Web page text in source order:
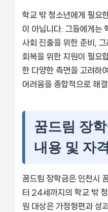
학교 밖 청소년에게 필요
이 아닙니다. 그들에게는
사회 진출을 위한 준비,
회복을 위한 지원이 필요
한 다양한 측면을 고려하
어려움을 종합적으로 해
꿈드림 장
내용 및 자
꿈드림 장학금은 인천시
터 24세까지의 학교 밖
원 대상은 가정형편과 성